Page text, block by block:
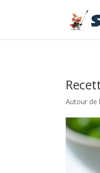
Autour de